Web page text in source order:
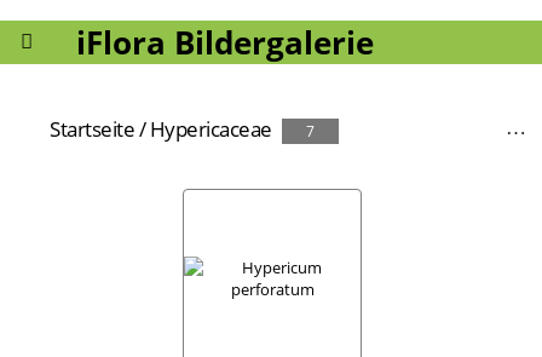
iFlora Bildergalerie
Startseite/Hypericaceae 7